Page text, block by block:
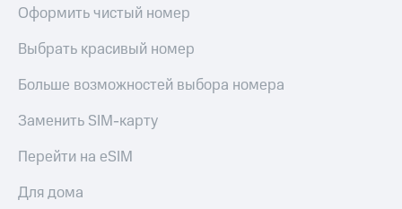
Оформить чистый номер
Выбрать красивый номер
Больше возможностей выбора номера
Заменить SIM-карту
Перейти на eSIM
Для дома